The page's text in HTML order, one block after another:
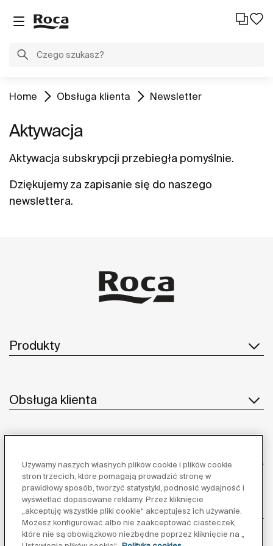
Home Obsługa klienta Newsletter
Aktywacja
Aktywacja subskrypcji przebiegła pomyślnie.
Dziękujemy za zapisanie się do naszego
newslettera.
Produkty
Obsługa klienta
Inspiracja
Obserwuj nas:
Używamy naszych własnych plików cookie i plików cookie
stron trzecich, które pomagają prowadzić stronę w
prawidłowy sposób, tworzyć statystyki, podnosić wydajność i
wyświetlać dopasowane reklamy. Przez kliknięcie
„akceptuję wszystkie pliki cookie“ akceptujesz ich używanie.
Możesz konfigurować albo nie zaakceptować ciasteczek,
które nie są obowiązkowo niezbędne poprzez kliknięcie na „